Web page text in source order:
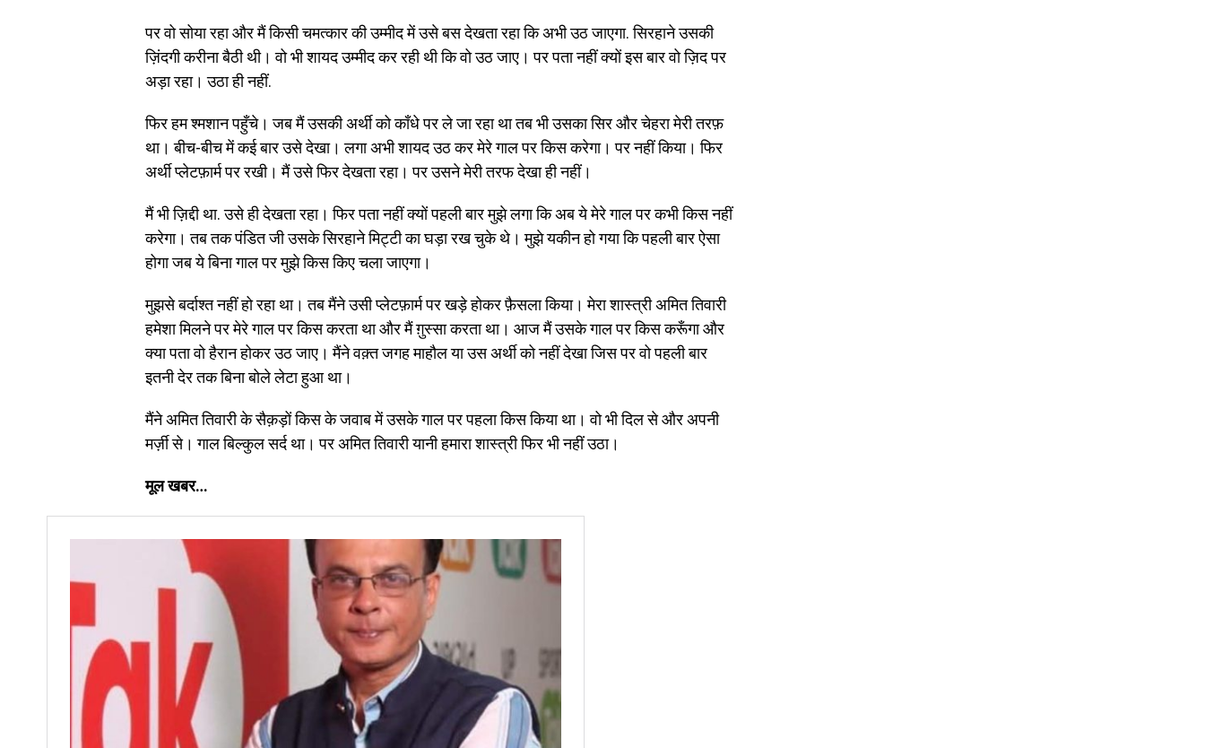
पर वो सोया रहा और मैं किसी चमत्कार की उम्मीद में उसे बस देखता रहा कि अभी उठ जाएगा. सिरहाने उसकी
ज़िंदगी करीना बैठी थी। वो भी शायद उम्मीद कर रही थी कि वो उठ जाए। पर पता नहीं क्यों इस बार वो ज़िद पर
अड़ा रहा। उठा ही नहीं.
फिर हम श्मशान पहुँचे। जब मैं उसकी अर्थी को काँधे पर ले जा रहा था तब भी उसका सिर और चेहरा मेरी तरफ़
था। बीच-बीच में कई बार उसे देखा। लगा अभी शायद उठ कर मेरे गाल पर किस करेगा। पर नहीं किया। फिर
अर्थी प्लेटफ़ार्म पर रखी। मैं उसे फिर देखता रहा। पर उसने मेरी तरफ देखा ही नहीं।
मैं भी ज़िद्दी था. उसे ही देखता रहा। फिर पता नहीं क्यों पहली बार मुझे लगा कि अब ये मेरे गाल पर कभी किस नहीं
करेगा। तब तक पंडित जी उसके सिरहाने मिट्टी का घड़ा रख चुके थे। मुझे यकीन हो गया कि पहली बार ऐसा
होगा जब ये बिना गाल पर मुझे किस किए चला जाएगा।
मुझसे बर्दाश्त नहीं हो रहा था। तब मैंने उसी प्लेटफ़ार्म पर खड़े होकर फ़ैसला किया। मेरा शास्त्री अमित तिवारी
हमेशा मिलने पर मेरे गाल पर किस करता था और मैं ग़ुस्सा करता था। आज मैं उसके गाल पर किस करूँगा और
क्या पता वो हैरान होकर उठ जाए। मैंने वक़्त जगह माहौल या उस अर्थी को नहीं देखा जिस पर वो पहली बार
इतनी देर तक बिना बोले लेटा हुआ था।
मैंने अमित तिवारी के सैक़ड़ों किस के जवाब में उसके गाल पर पहला किस किया था। वो भी दिल से और अपनी
मर्ज़ी से। गाल बिल्कुल सर्द था। पर अमित तिवारी यानी हमारा शास्त्री फिर भी नहीं उठा।
मूल खबर…